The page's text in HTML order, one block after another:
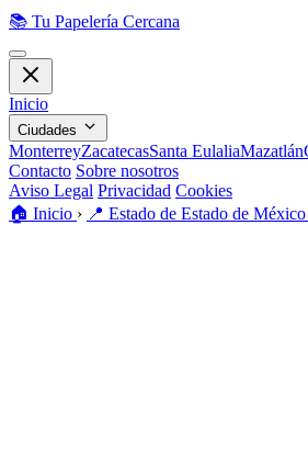
📚 Tu Papelería Cercana
Inicio
Ciudades
MonterreyZacatecasSanta EulaliaMazatlán
Contacto Sobre nosotros
Aviso Legal Privacidad Cookies
🏠️ Inicio › 📍 Estado de Estado de México